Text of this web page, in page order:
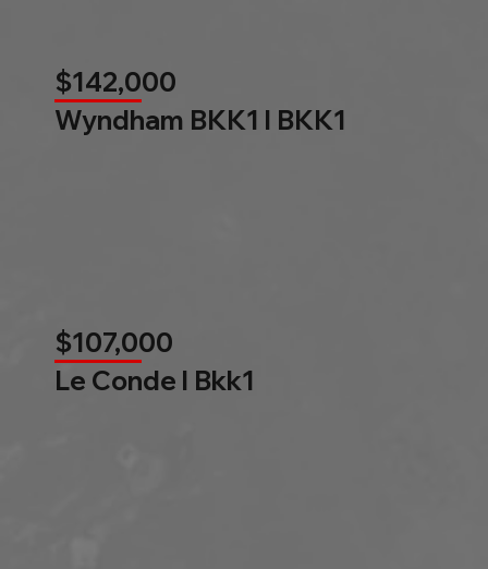
$142,000
Wyndham BKK1 l BKK1
$107,000
Le Conde l Bkk1